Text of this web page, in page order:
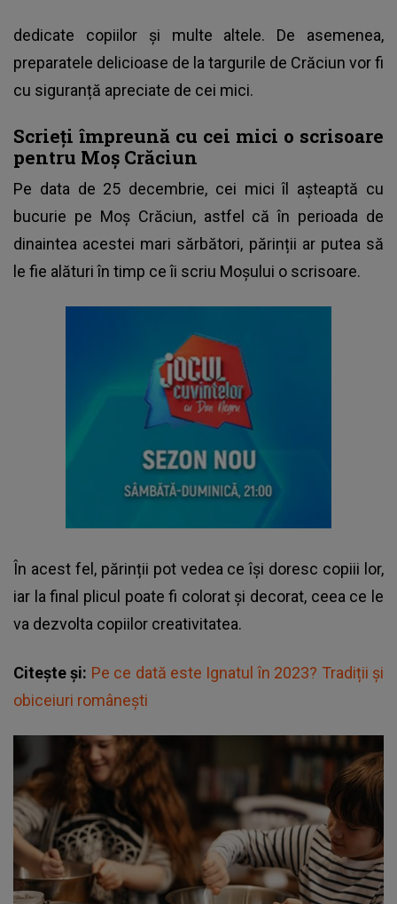
dedicate copiilor și multe altele. De asemenea,
preparatele delicioase de la targurile de Crăciun vor fi
cu siguranță apreciate de cei mici.
Scrieți împreună cu cei mici o scrisoare
pentru Moș Crăciun
Pe data de 25 decembrie, cei mici îl așteaptă cu
bucurie pe Moș Crăciun, astfel că în perioada de
dinaintea acestei mari sărbători, părinții ar putea să
le fie alături în timp ce îi scriu Moșului o scrisoare.
În acest fel, părinții pot vedea ce își doresc copiii lor,
iar la final plicul poate fi colorat și decorat, ceea ce le
va dezvolta copiilor creativitatea.
Citește și: Pe ce dată este Ignatul în 2023? Tradiții și
obiceiuri românești